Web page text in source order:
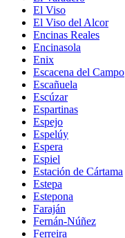
El Viso
El Viso del Alcor
Encinas Reales
Encinasola
Enix
Escacena del Campo
Escañuela
Escúzar
Espartinas
Espejo
Espelúy
Espera
Espiel
Estación de Cártama
Estepa
Estepona
Faraján
Fernán-Núñez
Ferreira